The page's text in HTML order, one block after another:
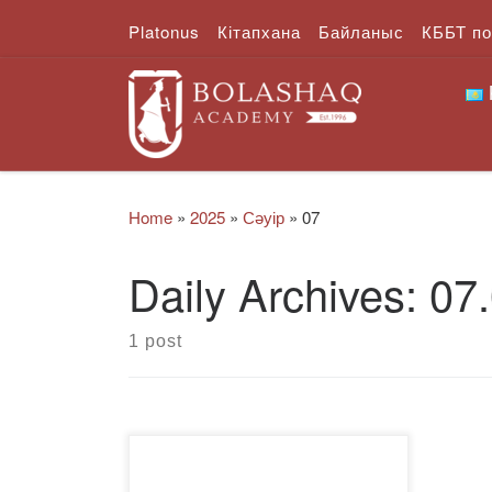
Skip to contentPlatonus Кітапхана Байланыс КББТ
Home » 2025 » Сәуір » 07
Daily Archives:
1 post